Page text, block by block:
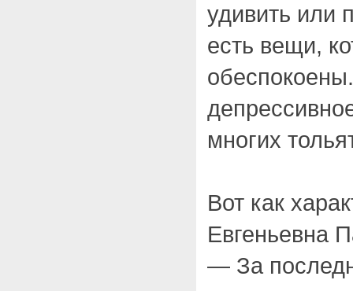
удивить или
есть вещи,
многих
Вот как
Евгеньевна
— За